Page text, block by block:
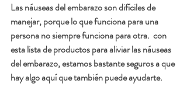
Las náuseas del embarazo son difíciles de
manejar, porque lo que funciona para una
persona no siempre funciona para otra.  con
esta lista de productos para aliviar las náuseas
del embarazo, estamos bastante seguros a que
hay algo aquí que también puede ayudarte.